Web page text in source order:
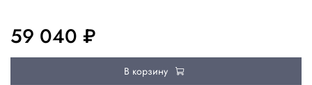
59 040 ₽
В корзину